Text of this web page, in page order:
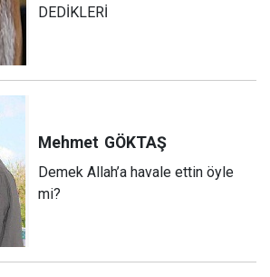
DEDİKLERİ
Mehmet GÖKTAŞ
Demek Allah’a havale ettin öyle
mi?